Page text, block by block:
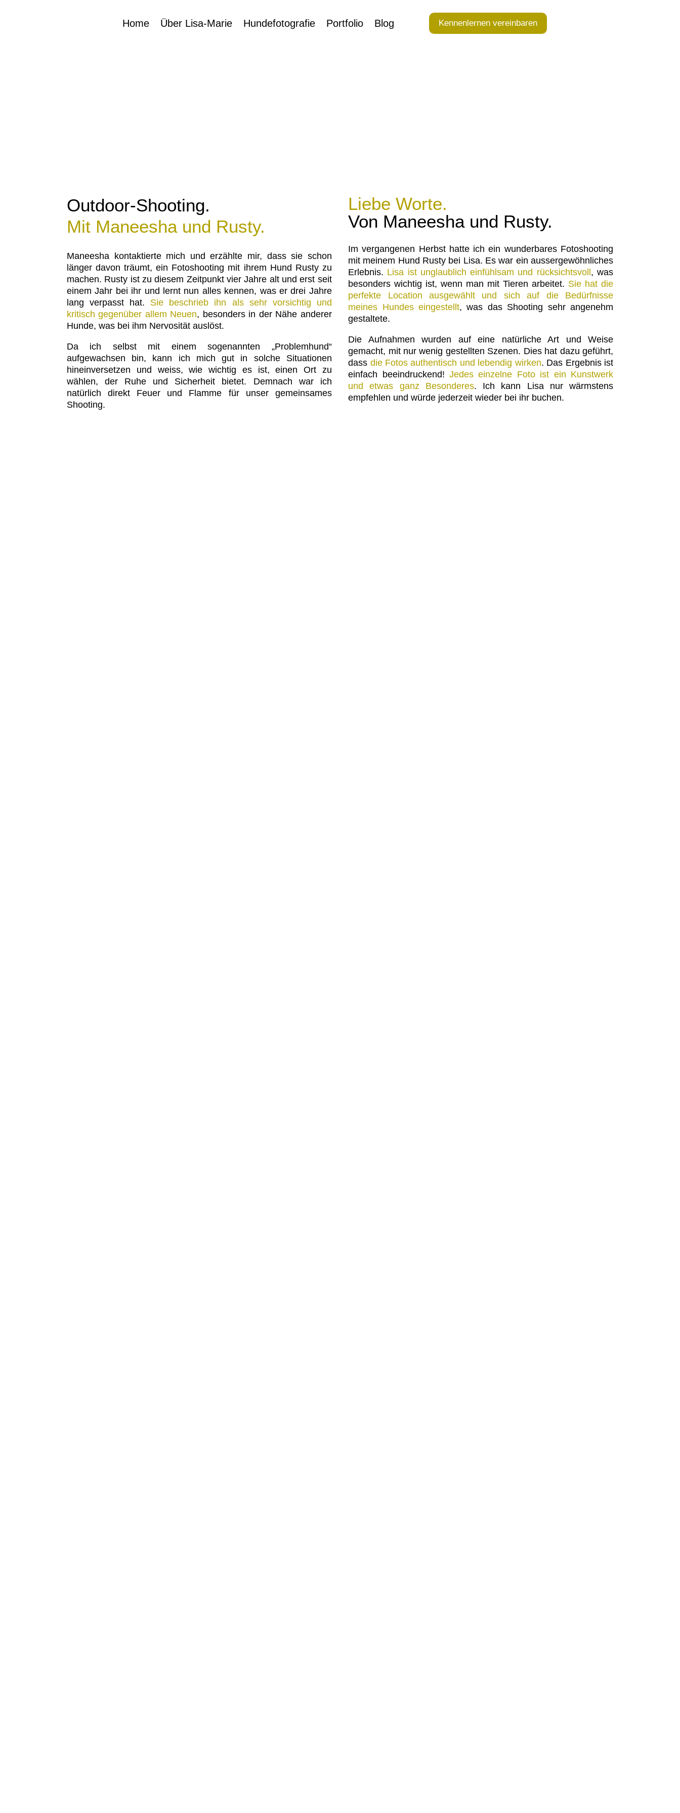
Home Über Lisa-Marie Hundefotografie Portfolio Blog Kennenlernen vereinbaren
Outdoor-Shooting.
Mit Maneesha und Rusty.
Maneesha kontaktierte mich und erzählte mir, dass sie schon
länger davon träumt, ein Fotoshooting mit ihrem Hund Rusty zu
machen. Rusty ist zu diesem Zeitpunkt vier Jahre alt und erst seit
einem Jahr bei ihr und lernt nun alles kennen, was er drei Jahre
lang verpasst hat. Sie beschrieb ihn als sehr vorsichtig und
kritisch gegenüber allem Neuen, besonders in der Nähe anderer
Hunde, was bei ihm Nervosität auslöst.
Da ich selbst mit einem sogenannten „Problemhund“
aufgewachsen bin, kann ich mich gut in solche Situationen
hineinversetzen und weiss, wie wichtig es ist, einen Ort zu
wählen, der Ruhe und Sicherheit bietet. Demnach war ich
natürlich direkt Feuer und Flamme für unser gemeinsames
Shooting.
Liebe Worte.
Von Maneesha und Rusty.
Im vergangenen Herbst hatte ich ein wunderbares Fotoshooting
mit meinem Hund Rusty bei Lisa. Es war ein aussergewöhnliches
Erlebnis. Lisa ist unglaublich einfühlsam und rücksichtsvoll , was
besonders wichtig ist, wenn man mit Tieren arbeitet. Sie hat die
perfekte Location ausgewählt und sich auf die Bedürfnisse
meines Hundes eingestellt, was das Shooting sehr angenehm
gestaltete.
Die Aufnahmen wurden auf eine natürliche Art und Weise
gemacht, mit nur wenig gestellten Szenen. Dies hat dazu geführt,
dass die Fotos authentisch und lebendig wirken. Das Ergebnis ist
einfach beeindruckend! Jedes einzelne Foto ist ein Kunstwerk
und etwas ganz Besonderes. Ich kann Lisa nur wärmstens
empfehlen und würde jederzeit wieder bei ihr buchen.